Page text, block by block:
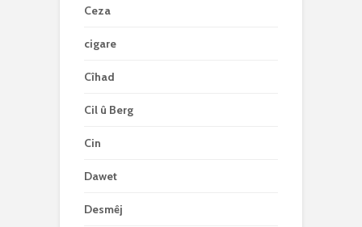
Ceza
cigare
Cîhad
Cil û Berg
Cin
Dawet
Desmêj